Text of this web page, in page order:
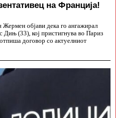
на Франција!
објави дека го ангажирал
Дињ (33), кој пристигнува во Париз
договор со актуелниот